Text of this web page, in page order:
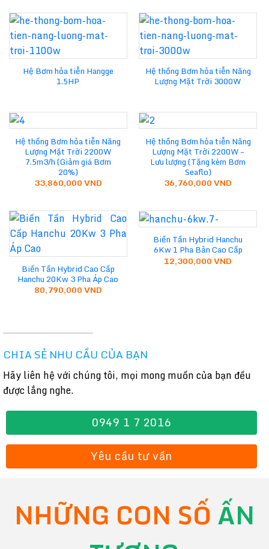
27,000,000 VND.
Hệ Bơm hỏa tiễn Hangge
1.5HP
Hệ thống Bơm hỏa tiễn Năng
Lượng Mặt Trời 3000W
Hệ thống Bơm hỏa tiễn Năng
Lượng Mặt Trời 2200W
7.5m3/h (Giảm giá Bơm
20%)
33,860,000VND
Hệ thống Bơm hỏa tiễn Năng
Lượng Mặt Trời 2200W –
Lưu lượng (Tặng kèm Bơm
Seaflo)
36,760,000VND
Biến Tần Hybrid Cao Cấp
Hanchu 20Kw 3 Pha Áp Cao
80,790,000VND
Biến Tần Hybrid Hanchu
6Kw 1 Pha Bản Cao Cấp
12,300,000VND
CHIA SẺ NHU CẦU CỦA BẠN
Hãy liên hệ với chúng tôi, mọi mong muốn của bạn đều
được lắng nghe.
0949 1 7 2016
Yêu cầu tư vấn
NHỮNG CON SỐ ẤN